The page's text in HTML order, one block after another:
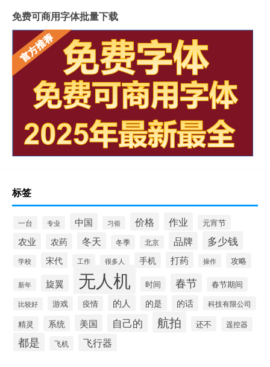
免费可商用字体批量下载
标签
一台 专业 中国 习俗 价格 作业 元宵节
农业 农药 冬天 冬季 北京 品牌 多少钱
学校 宋代 工作 很多人 手机 打药 操作 攻略
新年 旋翼 无人机 时间 春节 春节期间
比较好 游戏 疫情 的人 的是 的话 科技有限公司
精灵 系统 美国 自己的 航拍 还不 遥控器
都是 飞机 飞行器